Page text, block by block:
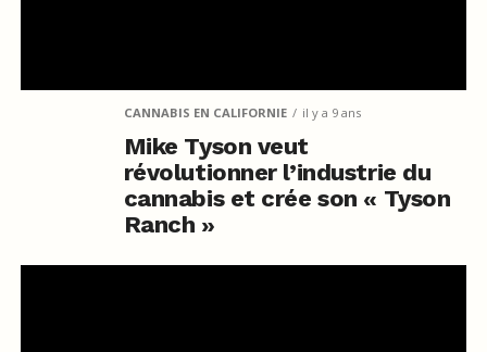
CANNABIS EN CALIFORNIE il y a 9 ans
Mike Tyson veut
révolutionner l’industrie du
cannabis et crée son « Tyson
Ranch »